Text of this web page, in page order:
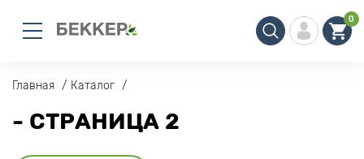
0
Главная Каталог
- СТРАНИЦА 2